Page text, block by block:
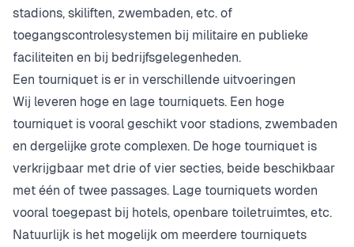
stadions, skiliften, zwembaden, etc. of
toegangscontrolesystemen bij militaire en publieke
faciliteiten en bij bedrijfsgelegenheden.
Een tourniquet is er in verschillende uitvoeringen
Wij leveren hoge en lage tourniquets. Een hoge
tourniquet is vooral geschikt voor stadions, zwembaden
en dergelijke grote complexen. De hoge tourniquet is
verkrijgbaar met drie of vier secties, beide beschikbaar
met één of twee passages. Lage tourniquets worden
vooral toegepast bij hotels, openbare toiletruimtes, etc.
Natuurlijk is het mogelijk om meerdere tourniquets